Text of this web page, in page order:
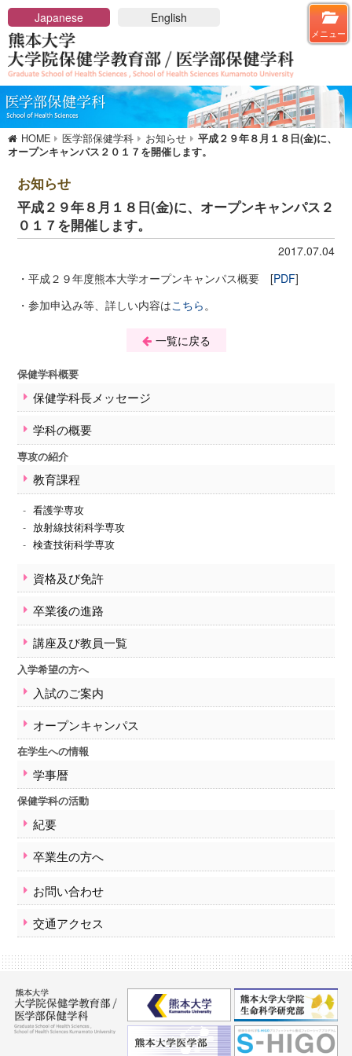
メニュー
Japanese English
HOME 医学部保健学科 お知らせ
平成２９年８月１８日(金)に、
オープンキャンパス２０１７を開催します。
お知らせ
平成２９年８月１８日(金)に、オープンキャンパス２
０１７を開催します。
2017.07.04
・平成２９年度熊本大学オープンキャンパス概要 [PDF]
・参加申込み等、詳しい内容はこちら。
一覧に戻る
保健学科概要
保健学科長メッセージ
学科の概要
専攻の紹介
教育課程
看護学専攻
放射線技術科学専攻
検査技術科学専攻
資格及び免許
卒業後の進路
講座及び教員一覧
入学希望の方へ
入試のご案内
オープンキャンパス
在学生への情報
学事暦
保健学科の活動
紀要
卒業生の方へ
お問い合わせ
交通アクセス
メニューを閉じる
HOME
大学院保健学教育部
大学院概要
保健学教育部長メッセージ
アドミッションポリシー
教育課程と講座一覧
博士後期課程
入学希望の方へ
入試のご案内
学位申請・学位論文審査基準について
保健学教育部の活動
医学部保健学科
保健学科長メッセージ
入学希望の方へ
オープンキャンパス
学事暦
保健学科の活動
交通アクセス
お問い合わせ
サイトマップ